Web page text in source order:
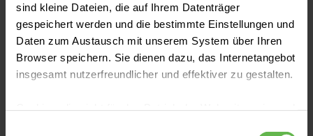
sind kleine Dateien, die auf Ihrem Datenträger
gespeichert werden und die bestimmte Einstellungen und
Daten zum Austausch mit unserem System über Ihren
Browser speichern. Sie dienen dazu, das Internetangebot
insgesamt nutzerfreundlicher und effektiver zu gestalten.
Auf der Station 4 liegt ein
besonderer
Behandlungsschwerpunkt in der
Therapie von